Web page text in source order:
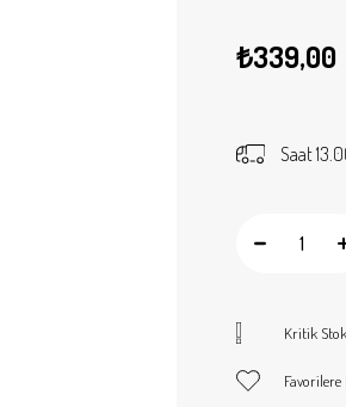
₺339,00
Saat
Kritik Stok
Favorilere